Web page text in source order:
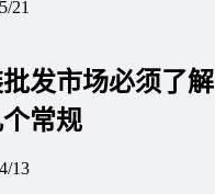
21
发市场必须了解
个常规
13